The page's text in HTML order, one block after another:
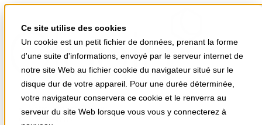
Ce site utilise des cookies
Un cookie est un petit fichier de données, prenant la forme
d'une suite d'informations, envoyé par le serveur internet de
notre site Web au fichier cookie du navigateur situé sur le
disque dur de votre appareil. Pour une durée déterminée,
votre navigateur conservera ce cookie et le renverra au
serveur du site Web lorsque vous vous y connecterez à
Votre univers Stellair